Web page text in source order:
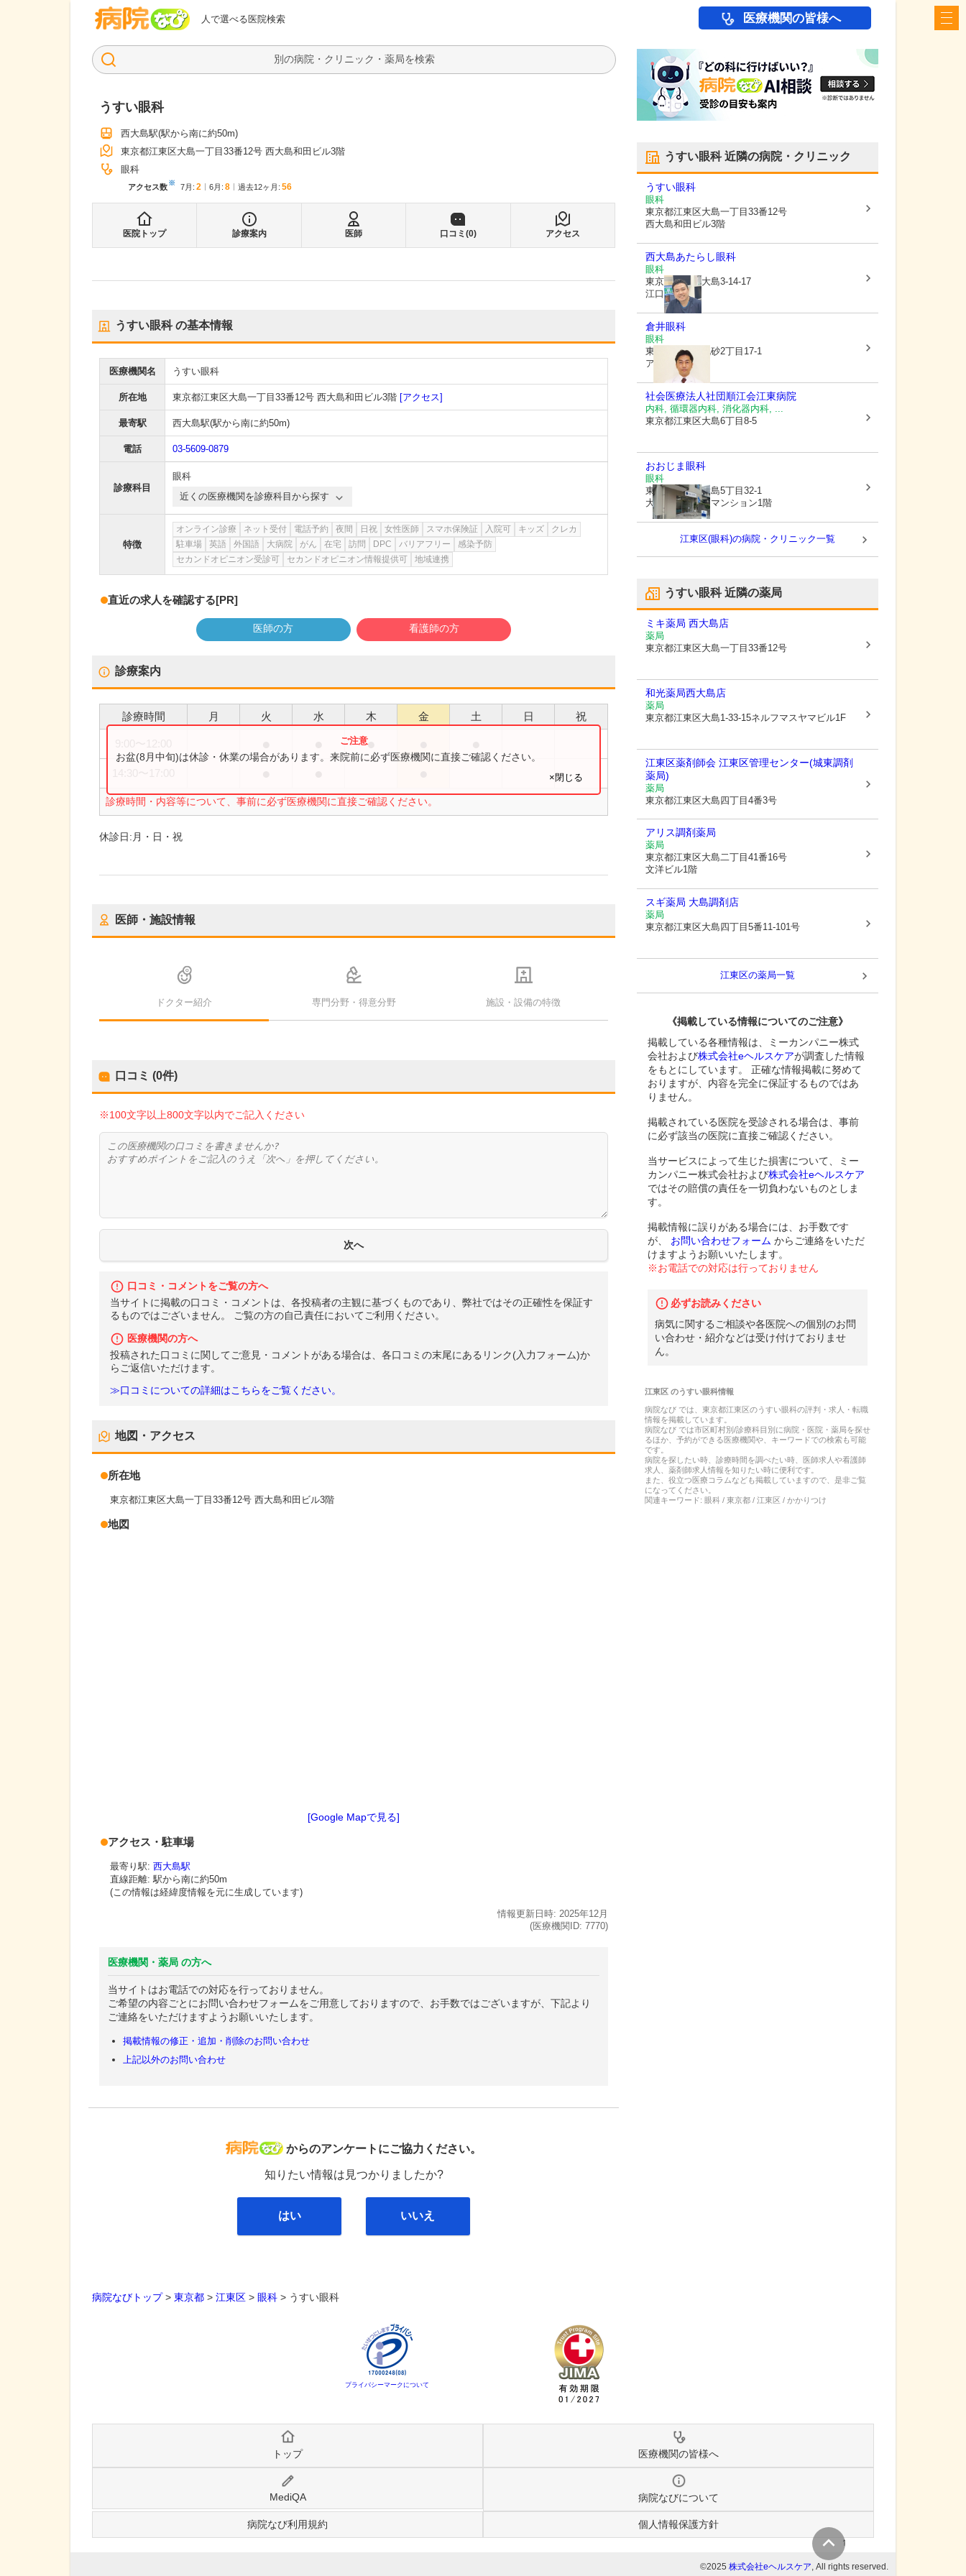
人で選べる医院検索
病院なび 医療機関の皆様へ
検索
うすい眼科
西大島駅(駅から南に約50m)
東京都江東区大島一丁目33番12号 西大島和田ビル3階
眼科
アクセス数※ 7月 : 2 6月 : 8 過去12ヶ月: 56
医院トップ 診療案内 医師 口コミ(0) アクセス
うすい眼科の基本情報
医療機関名 うすい眼科
所在地 東京都江東区大島一丁目33番12号 西大島和田ビル3階 [アクセス]
最寄駅 西大島駅(駅から南に約50m)
電話 03-5609-0879
診療科目
眼科
近くの医療機関を診療科目から探す
特徴
オンライン診療 ネット受付 電話予約 夜間 日祝 女性医師 スマホ保険証 入院可 キッズ
クレカ
駐車場
英語 外国語 大病院 がん 在宅 訪問 DPC バリアフリー
感染予防
セカンドオピニオン受診可
セカンドオピニオン情報提供可 地域連携
直近の求人を確認する[PR]
医師の方 看護師の方
診療案内
診療時間 月 火 水 木 金 土 日 祝
●
診療時間・内容等について、事前に必ず医療機関に直接ご確認ください。
お盆(8月中旬)は休診・休業の場合があります。来院前に必ず医療機関に直接ご確認ください。
×閉じる
休診日: 月・日・祝
医師・施設情報
ドクター紹介 専門分野・得意分野 施設・設備の特徴
口コミ (0件)
※100文字以上800文字以内でご記入ください
口コミ・コメントをご覧の方へ
当サイトに掲載の口コミ・コメントは、各投稿者の主観に基づくものであり、弊社ではその正確性を保証す
るものではございません。 ご覧の方の自己責任においてご利用ください。
医療機関の方へ
投稿された口コミに関してご意見・コメントがある場合は、各口コミの末尾にあるリンク(入力フォーム)か
らご返信いただけます。
≫口コミについての詳細はこちらをご覧ください。
地図・アクセス
所在地
東京都江東区大島一丁目33番12号 西大島和田ビル3階
地図
[Google Mapで見る]
アクセス・駐車場
最寄り駅: 西大島駅
直線距離: 駅から南に約50m
(この情報は経緯度情報を元に生成しています)
情報更新日時: 2025年12月
(医療機関ID: 7770)
医療機関・薬局 の方へ
当サイトはお電話での対応を行っておりません。
ご希望の内容ごとにお問い合わせフォームをご用意しておりますので、お手数ではございますが、下記より
ご連絡をいただけますようお願いいたします。
掲載情報の修正・追加・削除のお問い合わせ
上記以外のお問い合わせ
病院なび
からのアンケートにご協力ください。
知りたい情報は見つかりましたか?
はい いいえ
うすい眼科近隣の病院・クリニック
うすい眼科
眼科
東京都江東区大島一丁目33番12号
西大島和田ビル3階
西大島あたらし眼科
眼科
東京都江東区大島3-14-17
江口ビル2階
倉井眼科
眼科
東京都江東区
北砂2丁目17-1
アリオ北砂2F
社会医療法人社団順江会江東病院
内科, 循環器内科, 消化器内科, ...
東京都江東区大島6丁目8-5
おおじま眼科
眼科
東京都江東区大島5丁目32-1
大島シャスターマンション1階
江東区(眼科)の病院・クリニック一覧
うすい眼科近隣の薬局
ミキ薬局 西大島店
薬局
東京都江東区大島一丁目33番12号
和光薬局西大島店
薬局
東京都江東区大島1-33-15ネルフマスヤマビル1F
江東区薬剤師会 江東区管理センター(城東調剤
薬局)
薬局
東京都江東区大島四丁目4番3号
アリス調剤薬局
薬局
東京都江東区大島二丁目41番16号
文洋ビル1階
スギ薬局 大島調剤店
薬局
東京都江東区大島四丁目5番11-101号
江東区の薬局一覧
《掲載している情報についてのご注意》
掲載している各種情報は、ミーカンパニー株式
会社および株式会社eヘルスケアが調査した情報
をもとにしています。 正確な情報掲載に努めて
おりますが、内容を完全に保証するものではあ
りません。
掲載されている医院を受診される場合は、事前
に必ず該当の医院に直接ご確認ください。
当サービスによって生じた損害について、ミー
カンパニー株式会社および株式会社eヘルスケア
ではその賠償の責任を一切負わないものとしま
す。
掲載情報に誤りがある場合には、お手数です
が、
お問い合わせフォーム からご連絡をいただ
けますようお願いいたします。
※お電話での対応は行っておりません
必ずお読みください
病気に関するご相談や各医院への個別のお問
い合わせ・紹介などは受け付けておりませ
ん。
江東区のうすい眼科情報
病院なび では、 東京都江東区のうすい眼科の評判・求人・転職
情報を掲載しています。
病院なび では市区町村別/診療科目別に病院・医院・薬局を探せ
るほか、予約ができる医療機関や、キーワードでの検索も可能
です。
病院を探したい時、診療時間を調べたい時、医師求人や看護師
求人、薬剤師求人情報を知りたい時に便利です。
また、役立つ医療コラムなども掲載していますので、是非ご覧
になってください。
関連キーワード: 眼科 / 東京都 / 江東区 / かかりつけ
↑
病院なびトップ> 東京都 > 江東区 > 眼科 > うすい眼科
プライバシーマークについて
トップ 医療機関の皆様へ
MediQA 病院なびについて
病院なび利用規約 個人情報保護方針
©2025 株式会社eヘルスケア , All rights reserved.